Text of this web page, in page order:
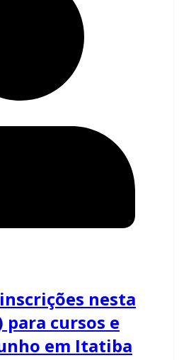
nesta
para cursos e
em Itatiba